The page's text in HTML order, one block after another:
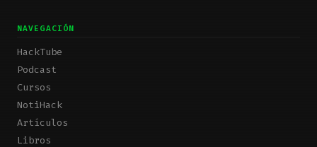
NAVEGACIÓN
HackTube
Podcast
Cursos
NotiHack
Artículos
Libros